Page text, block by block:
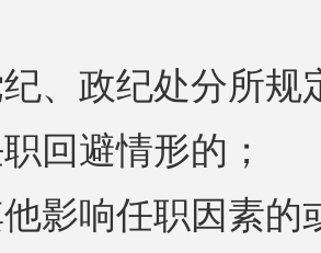
、政纪处分所规
回避情形的；
影响任职因素